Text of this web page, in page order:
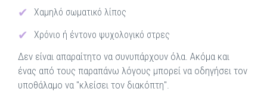
Χαμηλό σωματικό λίπος
Χρόνιο ή έντονο ψυχολογικό στρες
Δεν είναι απαραίτητο να συνυπάρχουν όλα. Ακόμα και
ένας από τους παραπάνω λόγους μπορεί να οδηγήσει τον
υποθάλαμο να "κλείσει τον διακόπτη".